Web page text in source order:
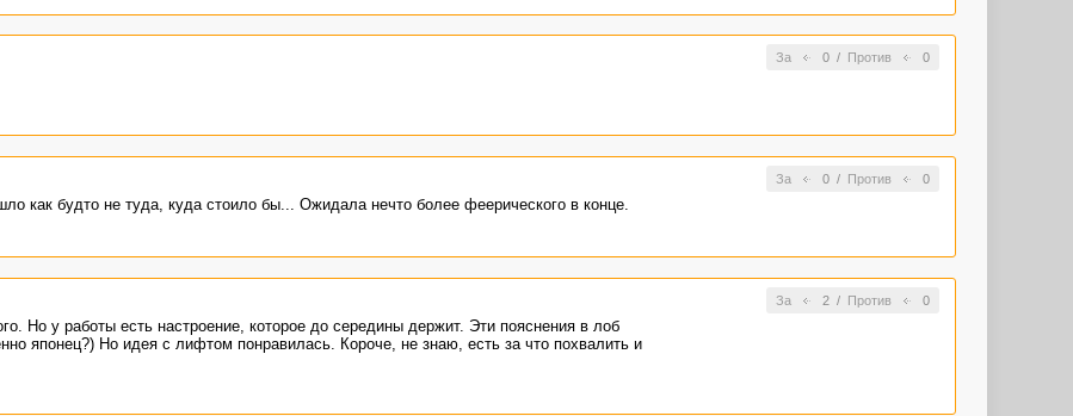
За 0/ Против 0
За 0/ Против 0
как будто не туда, куда стоило бы... Ожидала нечто более феерического в конце.
За 2/ Против 0
Но у работы есть настроение, которое до середины держит. Эти пояснения в лоб
японец?) Но идея с лифтом понравилась. Короче, не знаю, есть за что похвалить и